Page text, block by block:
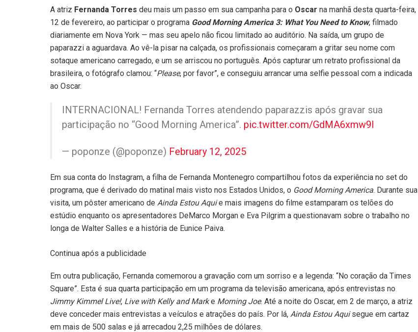
A atriz Fernanda Torres deu mais um passo em sua campanha para o Oscar na manhã desta quarta-feira,
12 de fevereiro, ao participar o programa Good Morning America 3: What You Need to Know, filmado
diariamente em Nova York — mas seu apelo não ficou limitado ao auditório. Na saída, um grupo de
paparazzi a aguardava. Ao vê-la pisar na calçada, os profissionais começaram a gritar seu nome com
sotaque americano carregado, e um se arriscou no português. Após capturar um retrato profissional da
brasileira, o fotógrafo clamou: “Please, por favor”, e conseguiu arrancar uma selfie pessoal com a indicada
ao Oscar.
INTERNACIONAL! Fernanda Torres atendendo paparazzis após gravar sua
participação no “Good Morning America”. pic.twitter.com/GdMA6xmw9I
— poponze (@poponze) February 12, 2025
Em sua conta do Instagram, a filha de Fernanda Montenegro compartilhou fotos da experiência no set do
programa, que é derivado do matinal mais visto nos Estados Unidos, o Good Morning America. Durante sua
visita, um pôster americano de Ainda Estou Aquie mais imagens do filme estamparam os telões do
estúdio enquanto os apresentadores DeMarco Morgan e Eva Pilgrim a questionavam sobre o trabalho no
longa de Walter Salles e a história de Eunice Paiva.
Continua após a publicidade
Em outra publicação, Fernanda comemorou a gravação com um sorriso e a legenda: “No coração da Times
Square”. Esta é sua quarta participação em um programa da televisão americana, após entrevistas no
Jimmy Kimmel Live!, Live with Kelly and Marke Morning Joe. Até a noite do Oscar, em 2 de março, a atriz
deve conceder mais entrevistas a veículos e atrações do país. Por lá, Ainda Estou Aquisegue em cartaz
em mais de 500 salas e já arrecadou 2,25 milhões de dólares.